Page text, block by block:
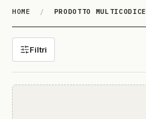
HOME / PRODOTTO MULTICODICE
284849 EL
Filtri